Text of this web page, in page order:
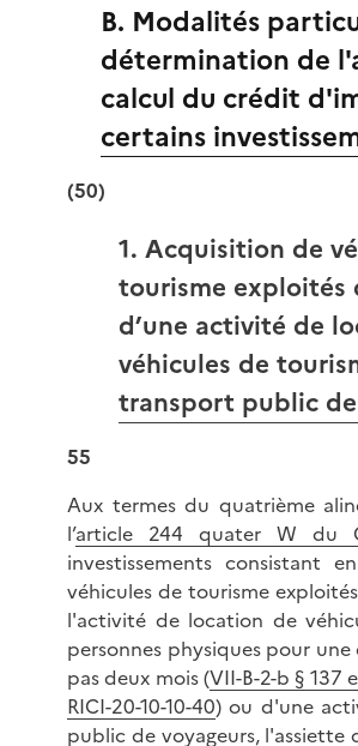
B. Modalités
détermination de
calcul du crédit
certains
(50)
1. Acquisition de
tourisme exploités
d’une activité de
véhicules de
transport public
55
Aux termes du quatrième
l’article 244 quater W du
investissements consistant
véhicules de tourisme
l'activité de location de
personnes physiques pour une
pas deux mois (VII-B-2-b § 137
RICI-20-10-10-40) ou d'une
public de voyageurs,